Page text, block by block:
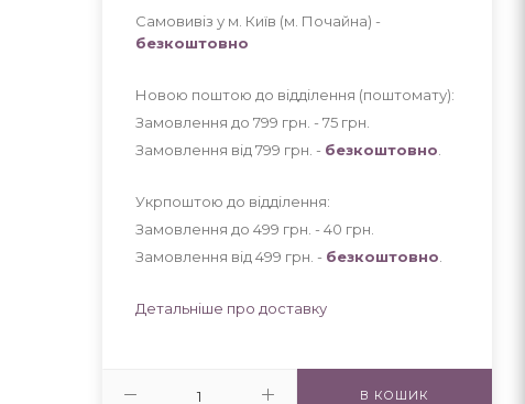
Самовивіз у м. Київ (м. Почайна) -
безкоштовно
Новою поштою до відділення (поштомату):
Замовлення до 799 грн. - 75 грн
Замовлення від 799 грн. - безкоштовно
Укрпоштою до відділення:
Замовлення до 499 грн. - 40 грн
Замовлення від 499 грн. - безкоштовно
Детальніше про доставку
В КОШИК